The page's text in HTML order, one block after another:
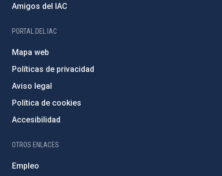
Amigos del IAC
PORTAL DEL IAC
Mapa web
Políticas de privacidad
Aviso legal
Política de cookies
Accesibilidad
OTROS ENLACES
Empleo